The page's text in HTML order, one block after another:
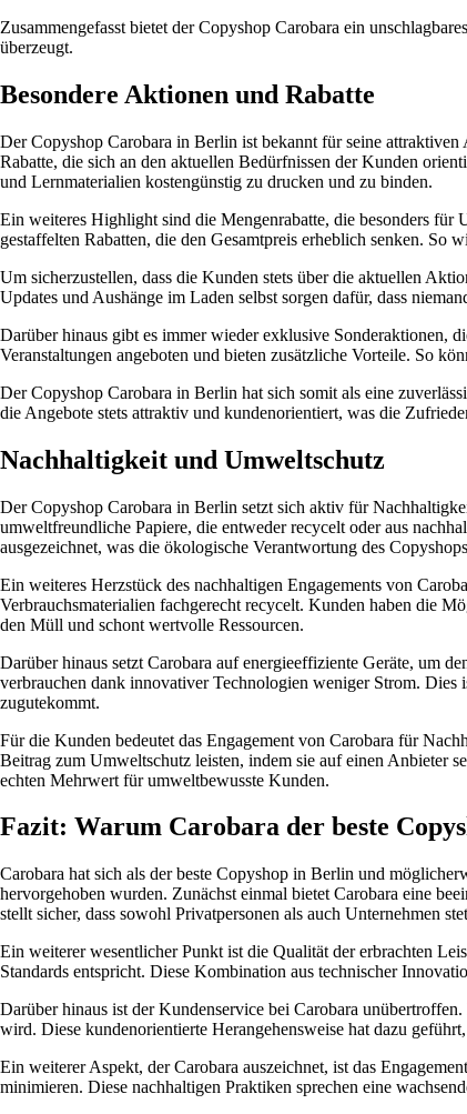
Zusammengefasst bietet der Copyshop Carobara ein
überzeugt.
Besondere Aktionen und Rabatte
Der Copyshop Carobara in Berlin ist bekannt für seine
Rabatte, die sich an den aktuellen Bedürfnissen der Kunden
und Lernmaterialien kostengünstig zu drucken und zu binden.
Ein weiteres Highlight sind die Mengenrabatte, die besonders
gestaffelten Rabatten, die den Gesamtpreis erheblich senken.
Um sicherzustellen, dass die Kunden stets über die aktuellen
Updates und Aushänge im Laden selbst sorgen dafür, dass
Darüber hinaus gibt es immer wieder exklusive Sonderaktionen,
Veranstaltungen angeboten und bieten zusätzliche Vorteile. So
Der Copyshop Carobara in Berlin hat sich somit als eine
die Angebote stets attraktiv und kundenorientiert, was die
Nachhaltigkeit und Umweltschutz
Der Copyshop Carobara in Berlin setzt sich aktiv für
umweltfreundliche Papiere, die entweder recycelt oder aus
ausgezeichnet, was die ökologische Verantwortung des
Ein weiteres Herzstück des nachhaltigen Engagements von
Verbrauchsmaterialien fachgerecht recycelt. Kunden haben die
den Müll und schont wertvolle Ressourcen.
Darüber hinaus setzt Carobara auf energieeffiziente Geräte, um
verbrauchen dank innovativer Technologien weniger Strom.
zugutekommt.
Für die Kunden bedeutet das Engagement von Carobara für
Beitrag zum Umweltschutz leisten, indem sie auf einen Anbieter
echten Mehrwert für umweltbewusste Kunden.
Fazit: Warum Carobara der beste
Carobara hat sich als der beste Copyshop in Berlin und
hervorgehoben wurden. Zunächst einmal bietet Carobara eine
stellt sicher, dass sowohl Privatpersonen als auch Unternehmen
Ein weiterer wesentlicher Punkt ist die Qualität der erbrachten
Standards entspricht. Diese Kombination aus technischer
Darüber hinaus ist der Kundenservice bei Carobara
wird. Diese kundenorientierte Herangehensweise hat dazu
Ein weiterer Aspekt, der Carobara auszeichnet, ist das
minimieren. Diese nachhaltigen Praktiken sprechen eine